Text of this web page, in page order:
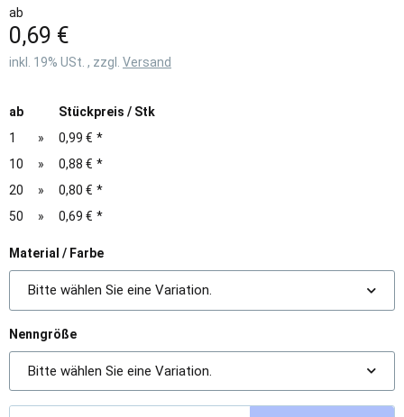
ab
0,69 €
inkl. 19% USt. , zzgl. Versand
ab
Stückpreis / Stk
1
» 0,99 € *
10
» 0,88 € *
20
» 0,80 € *
50
» 0,69 € *
Material / Farbe
Bitte wählen Sie eine Variation.
Nenngröße
Bitte wählen Sie eine Variation.